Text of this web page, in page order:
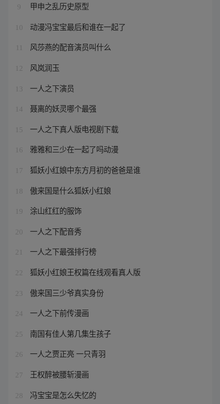
9 甲申之乱历史原型
10 动漫冯宝宝最后和谁在一起了
风莎燕的配音演员叫什么
12 风岚润玉
13 一人之下演员
14 聂离的妖灵哪个最强
15 一人之下真人版电视剧下载
16 雅雅和三少在一起了吗动漫
17 狐妖小红娘中东方月初的爸爸是谁
18 傲来国是什么狐妖小红娘
19 涂山红红的服饰
20 一人之下配音秀
21 一人之下最强排行榜
22 狐妖小红娘王权篇在线观看真人版
23 傲来国三少爷真实身份
24 一人之下前传漫画
25 南国有佳人第几集生孩子
26 一人之贾正亮 一只青羽
27 王权醉被腰斩漫画
28 冯宝宝是怎么失忆的